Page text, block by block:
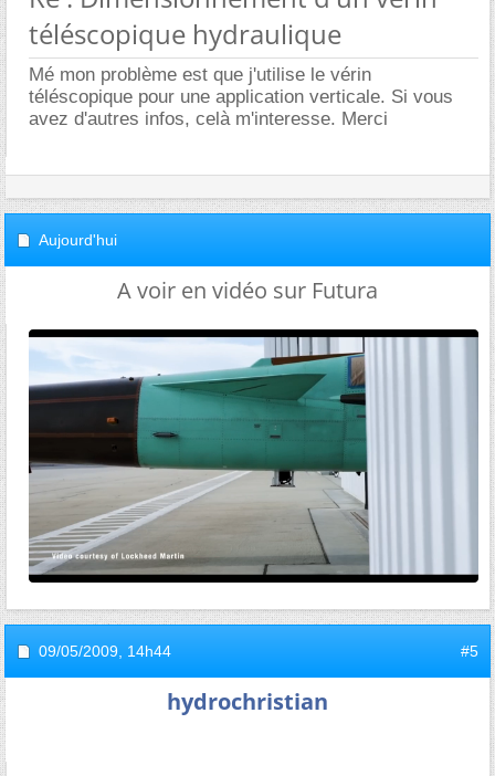
téléscopique hydraulique
Mé mon problème est que j'utilise le vérin
téléscopique pour une application verticale. Si vous
avez d'autres infos, celà m'interesse. Merci
Aujourd'hui
A voir en vidéo sur Futura
09/05/2009, 14h44 #5
hydrochristian